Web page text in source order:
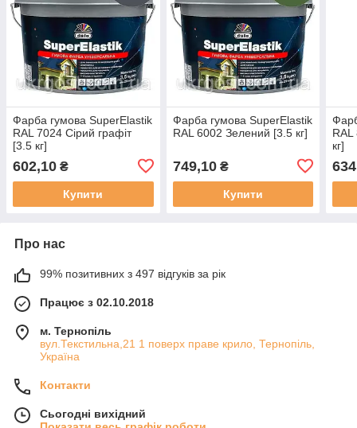
Фарба гумова SuperElastik
RAL 7024 Сірий графіт
[3.5 кг]
602,10 ₴
Купити
Фарба гумова SuperElastik
RAL 6002 Зелений [3.5 кг]
749,10₴
Купити
кг]
Про нас
99% позитивних з 497 відгуків за рік
Працює з 02.10.2018
м. Тернопіль
вул.Текстильна,21 1 поверх праве крило, Тернопіль,
Україна
Контакти
Сьогодні вихідний